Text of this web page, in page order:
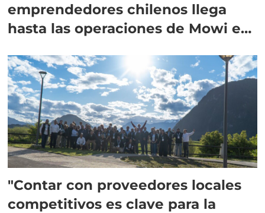
emprendedores chilenos llega
hasta las operaciones de Mowi en
"Contar con proveedores locales
competitivos es clave para la